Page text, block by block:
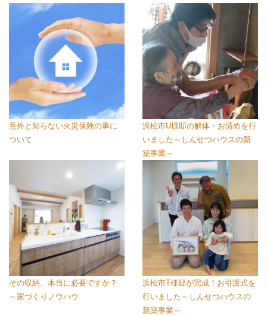
意外と知らない火災保険の事に
ついて
浜松市U様邸の解体・お清めを行
いました～しんせつハウスの新
築事業～
その収納、本当に必要ですか？
～家づくりノウハウ
浜松市T様邸が完成！お引渡式を
行いました～しんせつハウスの
新築事業～